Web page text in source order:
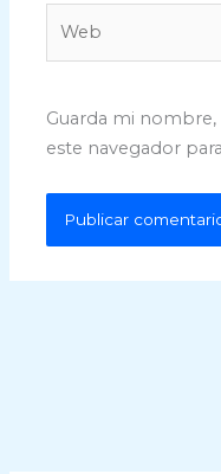
Guarda mi
este navegador